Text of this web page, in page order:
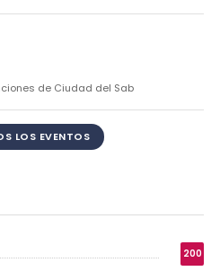
de Ciudad del Sab
LOS EVENTOS
200